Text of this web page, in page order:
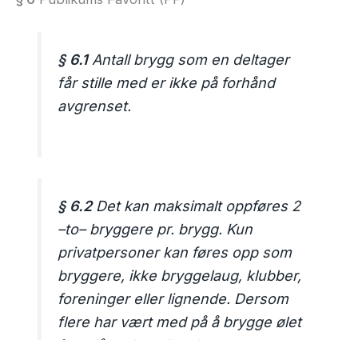
§ 6.1Antall brygg som en deltager
får stille med er ikke på forhånd
avgrenset.
§ 6.2Det kan maksimalt oppføres 2
–to– bryggere pr. brygg. Kun
privatpersoner kan føres opp som
bryggere, ikke bryggelaug, klubber,
foreninger eller lignende. Dersom
flere har vært med på å brygge ølet